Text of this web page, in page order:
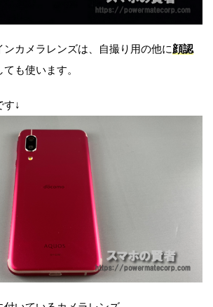
ンカメラレンズは、自撮り用の他に顔認
ても使います。
す↓